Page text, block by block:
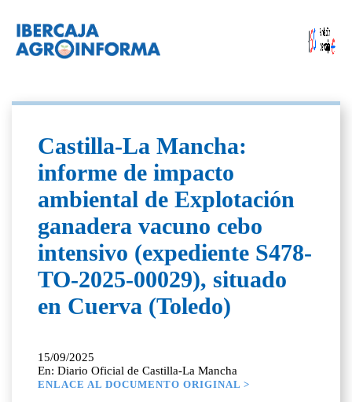
Castilla-La Mancha:
informe de impacto
ambiental de Explotación
ganadera vacuno cebo
intensivo (expediente S478-
TO-2025-00029), situado
en Cuerva (Toledo)
15/09/2025
En: Diario Oficial de Castilla-La Mancha
ENLACE AL DOCUMENTO ORIGINAL >